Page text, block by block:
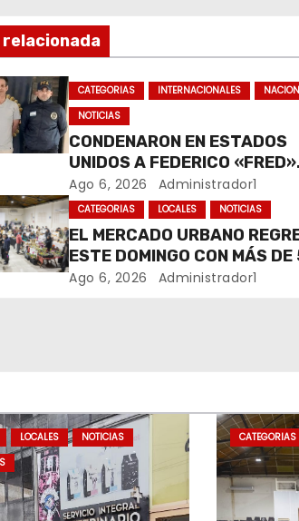
CATEGORIAS INTERNACIONALES
NOTICIAS
CONDENARON EN ESTADOS
UNIDOS A FEDERICO «FRED»
MACHADO POR LAVADO DE
DINERO Y FRAUDE
Ago 6, 2026 Administrador1
CATEGORIAS LOCALES NOTICIAS
EL MERCADO URBANO
ESTE DOMINGO CON MÁS
EMPRENDEDORES LOCALES
Ago 6, 2026 Administrador1
LOCALES
NOTICIAS
CATEGORIAS